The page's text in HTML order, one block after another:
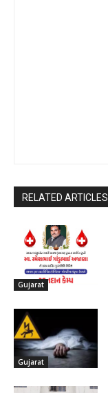
RELATED ARTICLES
Gujarat
Gujarat